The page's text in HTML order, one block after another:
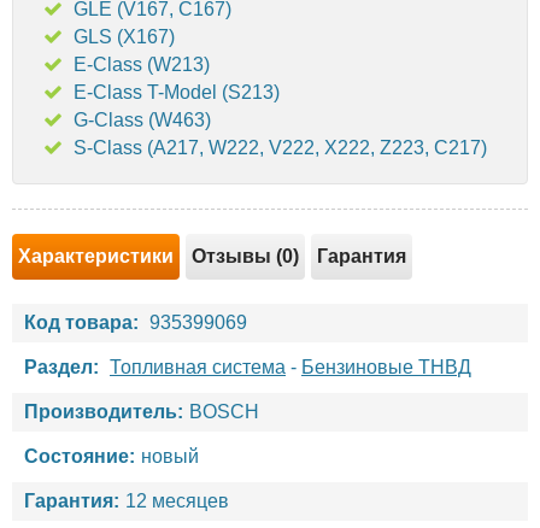
GLE (V167, C167)
GLS (X167)
E-Class (W213)
E-Class T-Model (S213)
G-Class (W463)
S-Class (A217, W222, V222, X222, Z223, C217)
Характеристики Отзывы (0) Гарантия
Код товара: 935399069
Раздел: Топливная система - Бензиновые ТНВД
Производитель: BOSCH
Состояние: новый
Гарантия: 12 месяцев